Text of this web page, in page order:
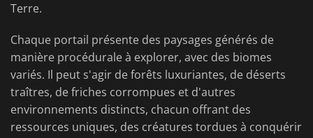
Terre.
Chaque portail présente des paysages générés de
manière procédurale à explorer, avec des biomes
variés. Il peut s'agir de forêts luxuriantes, de déserts
traîtres, de friches corrompues et d'autres
environnements distincts, chacun offrant des
ressources uniques, des créatures tordues à conquérir